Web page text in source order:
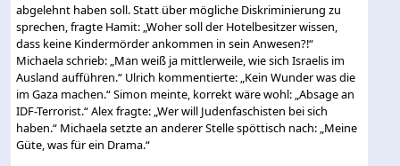
abgelehnt haben soll. Statt über mögliche Diskriminierung zu
sprechen, fragte Hamit: „Woher soll der Hotelbesitzer wissen,
dass keine Kindermörder ankommen in sein Anwesen?!“
Michaela schrieb: „Man weiß ja mittlerweile, wie sich Israelis im
Ausland aufführen.“ Ulrich kommentierte: „Kein Wunder was die
im Gaza machen.“ Simon meinte, korrekt wäre wohl: „Absage an
IDF-Terrorist.“ Alex fragte: „Wer will Judenfaschisten bei sich
haben.“ Michaela setzte an anderer Stelle spöttisch nach: „Meine
Güte, was für ein Drama.“